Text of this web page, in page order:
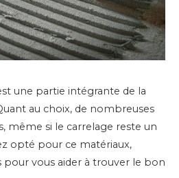
une partie intégrante de la
au choix, de nombreuses
même si le carrelage reste un
opté pour ce matériaux,
pour vous aider à trouver le bon